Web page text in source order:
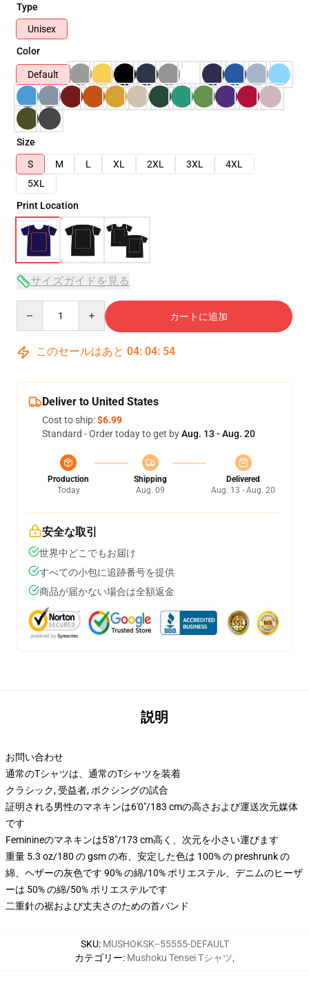
Type
Unisex
Color
Default
Size
S
M L XL 2XL 3XL
4XL
5XL
Print Location
サイズガイドを見る
カートに追加
このセールはあと 04: 04: 53
Deliver to United States
Cost to ship:$6.99
Standard - Order today to get byAug. 13 - Aug. 20
Production
Today
Shipping
Aug. 09
Delivered
Aug. 13 - Aug. 20
安全な取引
世界中どこでもお届け
すべての小包に追跡番号を提供
商品が届かない場合は全額返金
説明
お問い合わせ
通常のTシャツは、通常のTシャツを装着
クラシック, 受益者, ボクシングの試合
証明される男性のマネキンは6'0"/183 cmの高さおよび運送次元媒体
です
Feminineのマネキンは5'8"/173 cm高く、次元を小さい運びます
重量 5.3 oz/180 の gsm の布、安定した色は 100% の preshrunk の
綿、ヘザーの灰色です 90% の綿/10% ポリエステル、デニムのヒーザ
ーは 50% の綿/50% ポリエステルです
二重針の裾および丈夫さのための首バンド
SKU: MUSHOKSK--55555-DEFAULT
カテゴリー: Mushoku Tensei Tシャツ,